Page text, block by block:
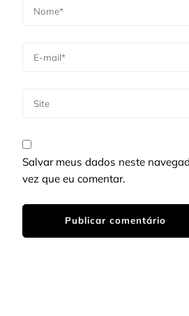
Salvar meus dados neste
vez que eu comentar.